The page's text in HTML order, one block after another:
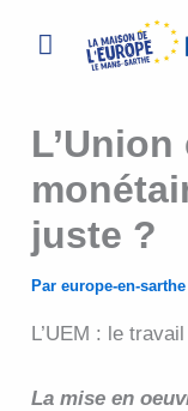
Menu
juste ?
Pareurope-en-
L’UEM : le
La mise en